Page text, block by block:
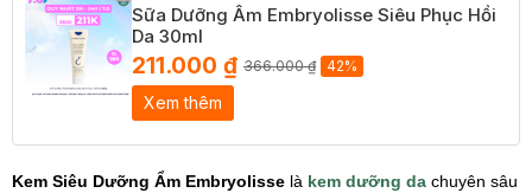
Sữa Dưỡng Ẩm Embryolisse Siêu Phục Hồi
Da 30ml
211.000 ₫ 366.000 ₫ 42%
Xem thêm
Kem Siêu Dưỡng Ẩm Embryolisse là kem dưỡng da chuyên sâu